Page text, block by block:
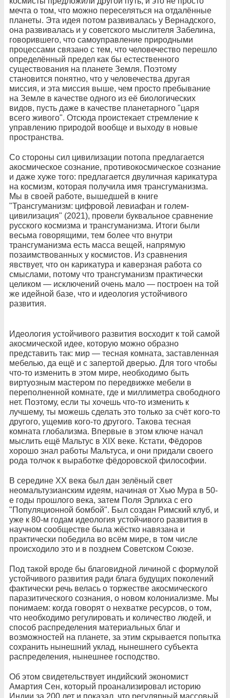
мечта о том, что можно переселяться на отдалённые
планеты. Эта идея потом развивалась у Вернадского,
она развивалась и у советского мыслителя Забелина,
говорившего, что самоуправление природными
процессами связано с тем, что человечество перешло
определённый предел как бы естественного
существования на планете Земля. Поэтому
становится понятно, что у человечества другая
миссия, и эта миссия выше, чем просто пребывание
на Земле в качестве одного из её биологических
видов, пусть даже в качестве планетарного "царя
всего живого". Отсюда проистекает стремление к
управлению природой вообще и выходу в новые
пространства.
Со стороны сил цивилизации потопа предлагается
акосмическое сознание, противокосмическое сознание
и даже хуже того: предлагается двуличная карикатура
на космизм, которая получила имя трансгуманизма.
Мы в своей работе, вышедшей в книге
"Трансгуманизм: цифровой левиафан и голем-
цивилизация" (2021), провели буквальное сравнение
русского космизма и трансгуманизма. Итоги были
весьма говорящими, тем более что внутри
трансгуманизма есть масса вещей, напрямую
позаимствованных у космистов. Из сравнения
явствует, что он карикатура и каверзная работа со
смыслами, потому что трансгуманизм практически
целиком — исключений очень мало — построен на той
же идейной базе, что и идеология устойчивого
развития.
Идеология устойчивого развития восходит к той самой
акосмической идее, которую можно образно
представить так: мир — тесная комната, заставленная
мебелью, да ещё и с запертой дверью. Для того чтобы
что-то изменить в этом мире, необходимо быть
виртуозным мастером по передвижке мебели в
переполненной комнате, где и миллиметра свободного
нет. Поэтому, если ты хочешь что-то изменить к
лучшему, ты можешь сделать это только за счёт кого-то
другого, ущемив кого-то другого. Такова тесная
комната глобализма. Впервые в этом ключе начал
мыслить ещё Мальтус в XIX веке. Кстати, Фёдоров
хорошо знал работы Мальтуса, и они придали своего
рода толчок к выработке фёдоровской философии.
В середине XX века был дан зелёный свет
неомальтузианским идеям, начиная от Хью Мура в 50-
е годы прошлого века, затем Поля Эрлиха с его
"Популяционной бомбой". Был создан Римский клуб, и
уже к 80-м годам идеология устойчивого развития в
научном сообществе была жёстко навязана и
практически победила во всём мире, в том числе
происходило это и в позднем Советском Союзе.
Под такой вроде бы благовидной личиной с формулой
устойчивого развития ради блага будущих поколений
фактически речь велась о торжестве акосмического
паразитического сознания, о новом колониализме. Мы
понимаем: когда говорят о нехватке ресурсов, о том,
что необходимо регулировать и количество людей, и
способ распределения материальных благ и
возможностей на планете, за этим скрывается попытка
сохранить нынешний уклад, нынешнего субъекта
распределения, нынешнее господство.
Об этом свидетельствует индийский экономист
Амартия Сен, который проанализировал историю
Индии за 200 лет и показал, что регулярный массовый